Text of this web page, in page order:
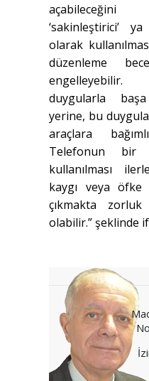
‘sakinleştirici’
olarak
düzenleme
engelleyebilir.
duygularla
yerine, bu
araçlara
Telefonun bir
kullanılması
kaygı veya
çıkmakta zorluk
olabilir.” şeklinde